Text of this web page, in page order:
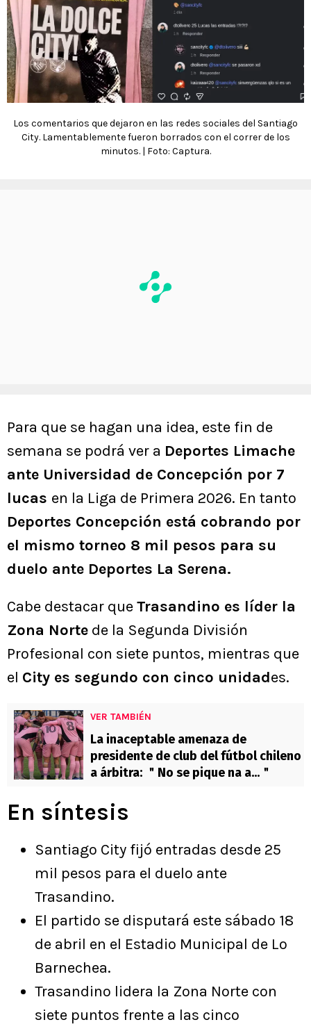
Los comentarios que dejaron en las redes sociales del Santiago
City. Lamentablemente fueron borrados con el correr de los
minutos. | Foto: Captura.
Para que se hagan una idea, este fin de
semana se podrá ver a Deportes Limache
ante Universidad de Concepción por 7
lucas en la Liga de Primera 2026. En tanto
Deportes Concepción está cobrando por
el mismo torneo 8 mil pesos para su
duelo ante Deportes La Serena.
Cabe destacar queTrasandino es líder la
Zona Norte de la Segunda División
Profesional con siete puntos, mientras que
el City es segundo con cinco unidades.
VER TAMBIÉN
La inaceptable amenaza de
presidente de club del fútbol chileno
a árbitra: ＂No se pique na a...＂
En síntesis
Santiago City fijó entradas desde 25
mil pesos para el duelo ante
Trasandino.
El partido se disputará este sábado 18
de abril en el Estadio Municipal de Lo
Barnechea.
Trasandino lidera la Zona Norte con
siete puntos frente a las cinco